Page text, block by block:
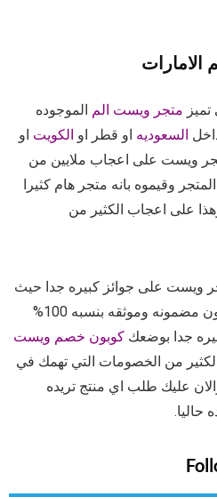
متجر ويست الم الموجوده
السعوديه او قطر او الكويت او
ويست على اعجاب ملايين من
وقيموه بانه متجر هام كثيرا
على اعجاب الكثير من
ويست على جوائز كبيره جدا حيث
انه يقدم كل المنتجات التي تكون مضمونه وموثقه بنسبه 100%
جدا بوضعك كوبون خصم ويست
من الخصومات التي تهمك في
عليك طلب اي منتج تريده
حاليا.